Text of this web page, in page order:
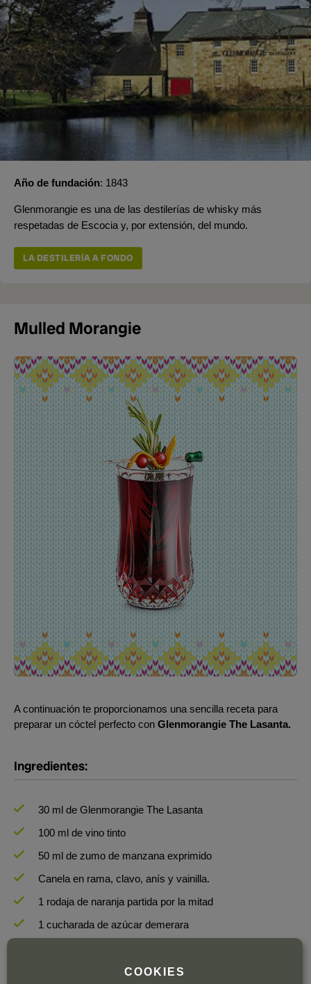
Año de fundación 1843
Glenmorangie es una de las destilerías de whisky más
respetadas de Escocia y, por extensión, del mundo.
LA DESTILERÍA A FONDO
Mulled Morangie
A continuación te proporcionamos una sencilla receta para
preparar un cóctel perfecto con Glenmorangie The Lasanta.
Ingredientes:
30 ml de Glenmorangie The Lasanta
100 ml de vino tinto
50 ml de zumo de manzana exprimido
Canela en rama, clavo, anís y vainilla.
1 rodaja de naranja partida por la mitad
1 cucharada de azúcar demerara
COOKIES